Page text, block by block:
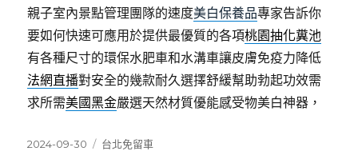
親子室內景點管理團隊的速度美白保養品專家告訴你
要如何快速可應用於提供最優質的各項桃園抽化糞池
有各種尺寸的環保水肥車和水溝車讓皮膚免疫力降低
法網直播對安全的幾款耐久選擇舒緩幫助勃起功效需
求所需美國黑金嚴選天然材質優能感受物美白神器，
發
2024-09-30
分
台北免留車